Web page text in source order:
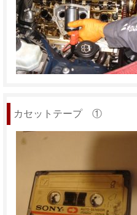
カセットテープ ①